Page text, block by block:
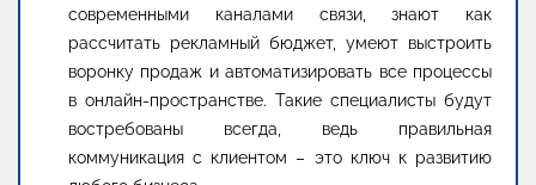
современными каналами связи, знают как
рассчитать рекламный бюджет, умеют выстроить
воронку продаж и автоматизировать все процессы
в онлайн-пространстве. Такие специалисты будут
востребованы всегда, ведь правильная
коммуникация с клиентом – это ключ к развитию